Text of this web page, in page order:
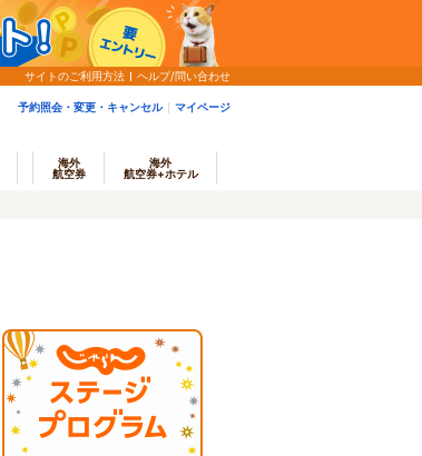
サイトのご利用方法 ヘルプ/問い合わせ
予約照会・変更・キャンセル マイページ
海外
航空券
海外
航空券+ホテル